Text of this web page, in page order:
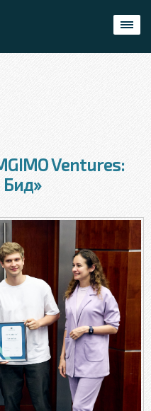
Ventures:
Бид»